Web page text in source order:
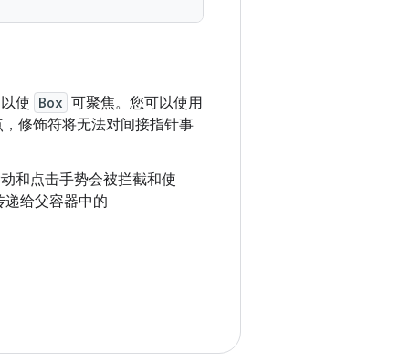
以使 Box 可聚焦。您可以使用
修饰符将无法对间接指针事
和点击手势会被拦截和使
给父容器中的